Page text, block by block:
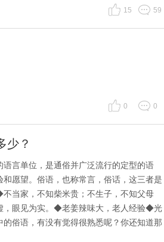
15 59
0 0
少？
言单位，是通俗并广泛流行的定型的语
愿望。俗语，也称常言，俗话，这三者是
当家，不知柴米贵；不生子，不知父母
眼见为实。◆老姜辣味大，老人经验◆光
俗语，有没有觉得很熟悉呢？你还知道那